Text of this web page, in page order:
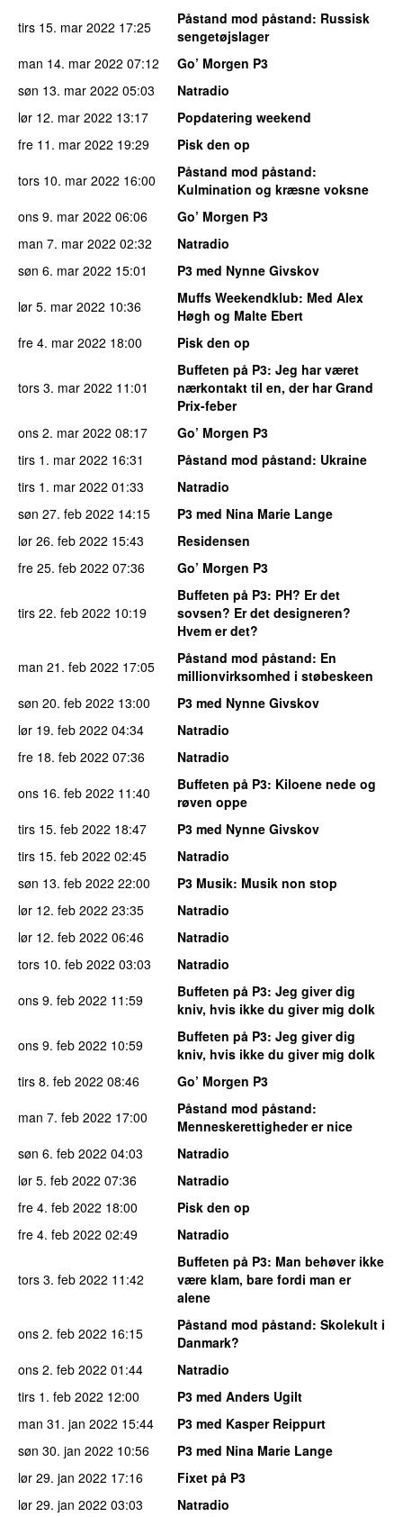
tirs 15. mar 2022 17:25 Påstand mod påstand: Russisk
sengetøjslager
man 14. mar 2022 07:12
Go’ Morgen P3
søn 13. mar 2022 05:03
Natradio
lør 12. mar 2022 13:17
Popdatering weekend
fre 11. mar 2022 19:29
Pisk den op
tors 10. mar 2022 16:00 Påstand mod påstand:
Kulmination og kræsne voksne
ons 9. mar 2022 06:06
Go’ Morgen P3
man 7. mar 2022 02:32
Natradio
søn 6. mar 2022 15:01
P3 med Nynne Givskov
lør 5. mar 2022 10:36 Muffs Weekendklub: Med Alex
Høgh og Malte Ebert
fre 4. mar 2022 18:00 Pisk den op
tors 3. mar 2022 11:01
Buffeten på P3: Jeg har været
nærkontakt til en, der har Grand
Prix-feber
ons 2. mar 2022 08:17
Go’ Morgen P3
tirs 1. mar 2022 16:31 Påstand mod påstand: Ukraine
tirs 1. mar 2022 01:33
Natradio
søn 27. feb 2022 14:15
P3 med Nina Marie Lange
lør 26. feb 2022 15:43
Residensen
fre 25. feb 2022 07:36 Go’ Morgen P3
tirs 22. feb 2022 10:19
Buffeten på P3: PH? Er det
sovsen? Er det designeren?
Hvem er det?
man 21. feb 2022 17:05 Påstand mod påstand: En
millionvirksomhed i støbeskeen
søn 20. feb 2022 13:00
P3 med Nynne Givskov
lør 19. feb 2022 04:34
Natradio
fre 18. feb 2022 07:36
Natradio
ons 16. feb 2022 11:40 Buffeten på P3: Kiloene nede og
røven oppe
tirs 15. feb 2022 18:47
P3 med Nynne Givskov
tirs 15. feb 2022 02:45
Natradio
søn 13. feb 2022 22:00 P3 Musik: Musik non stop
lør 12. feb 2022 23:35
Natradio
lør 12. feb 2022 06:46
Natradio
tors 10. feb 2022 03:03
Natradio
ons 9. feb 2022 11:59 Buffeten på P3: Jeg giver dig
kniv, hvis ikke du giver mig dolk
ons 9. feb 2022 10:59 Buffeten på P3: Jeg giver dig
kniv, hvis ikke du giver mig dolk
tirs 8. feb 2022 08:46
Go’ Morgen P3
man 7. feb 2022 17:00 Påstand mod påstand:
Menneskerettigheder er nice
søn 6. feb 2022 04:03
Natradio
lør 5. feb 2022 07:36
Natradio
fre 4. feb 2022 18:00
Pisk den op
fre 4. feb 2022 02:49 Natradio
tors 3. feb 2022 11:42
Buffeten på P3: Man behøver ikke
være klam, bare fordi man er
alene
ons 2. feb 2022 16:15 Påstand mod påstand: Skolekult i
Danmark?
ons 2. feb 2022 01:44
Natradio
tirs 1. feb 2022 12:00
P3 med Anders Ugilt
man 31. jan 2022 15:44
P3 med Kasper Reippurt
søn 30. jan 2022 10:56
P3 med Nina Marie Lange
lør 29. jan 2022 17:16
Fixet på P3
lør 29. jan 2022 03:03
Natradio